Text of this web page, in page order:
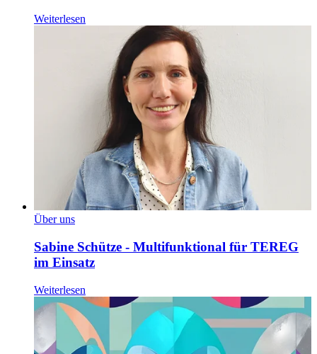
Weiterlesen
Über uns
Sabine Schütze - Multifunktional für TEREG
im Einsatz
Weiterlesen